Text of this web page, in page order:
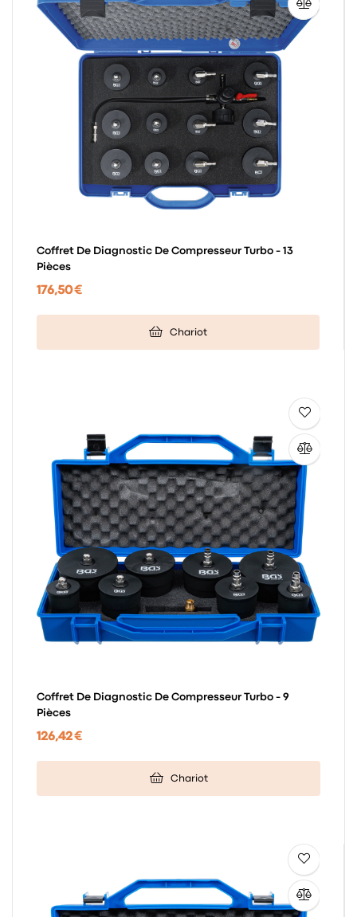
Coffret De Diagnostic De Compresseur Turbo - 13
Pièces
176,50 €
Chariot
Coffret De Diagnostic De Compresseur Turbo - 9
Pièces
126,42 €
Chariot